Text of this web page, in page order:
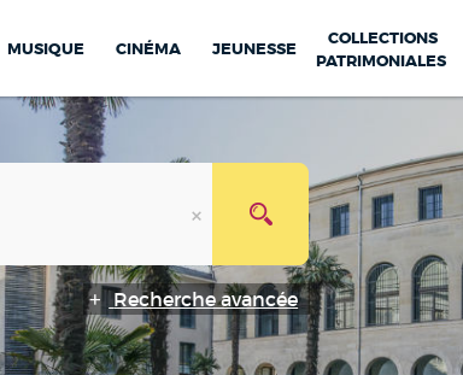
MUSIQUE CINÉMA JEUNESSE
COLLECTIONS
PATRIMONIALES
Recherche avancée